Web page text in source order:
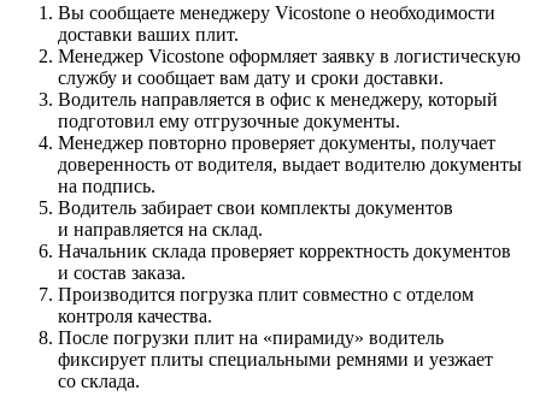
Вы сообщаете менеджеру Vicostone о необходимости
доставки ваших плит.
Менеджер Vicostone оформляет заявку в логистическую
службу и сообщает вам дату и сроки доставки.
Водитель направляется в офис к менеджеру, который
подготовил ему отгрузочные документы.
Менеджер повторно проверяет документы, получает
доверенность от водителя, выдает водителю документы
на подпись.
Водитель забирает свои комплекты документов
и направляется на склад.
Начальник склада проверяет корректность документов
и состав заказа.
Производится погрузка плит совместно с отделом
контроля качества.
После погрузки плит на «пирамиду» водитель
фиксирует плиты специальными ремнями и уезжает
со склада.